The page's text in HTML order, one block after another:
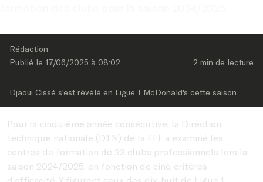
Rédaction
Publié le 17/06/2025 à 08:02 2 min de lecture
Djaoui Cissé s'est révélé en Ligue 1 McDonald's cette saison.
Pour la cinquième année consécutive, la Direction
technique nationale (DTN) de la FFF a examiné les
centres de formation de 33 clubs professionnels lors la
saison 2024/2025, en fonction de cinq critères